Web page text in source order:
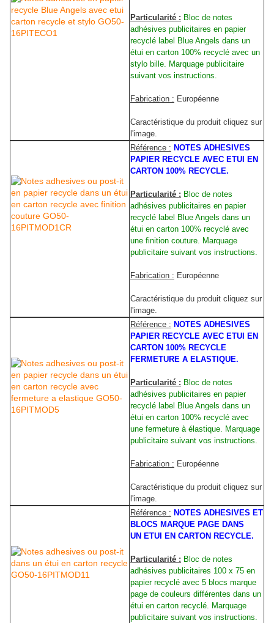
Particularité : Bloc de notes
adhésives publicitaires en papier
recyclé label Blue Angels dans un
étui en carton 100% recyclé avec un
stylo bille. Marquage publicitaire
suivant vos instructions.
Fabrication : Européenne
Caractéristique du produit cliquez sur
l'image.
Référence : NOTES ADHESIVES
PAPIER RECYCLE AVEC ETUI EN
CARTON 100% RECYCLE.
Particularité : Bloc de notes
adhésives publicitaires en papier
recyclé label Blue Angels dans un
étui en carton 100% recyclé avec
une finition couture. Marquage
publicitaire suivant vos instructions.
Fabrication : Européenne
Caractéristique du produit cliquez sur
l'image.
Référence : NOTES ADHESIVES
PAPIER RECYCLE AVEC ETUI EN
CARTON 100% RECYCLE
FERMETURE A ELASTIQUE.
Particularité : Bloc de notes
adhésives publicitaires en papier
recyclé label Blue Angels dans un
étui en carton 100% recyclé avec
une fermeture à élastique. Marquage
publicitaire suivant vos instructions.
Fabrication : Européenne
Caractéristique du produit cliquez sur
l'image.
Référence : NOTES ADHESIVES ET
BLOCS MARQUE PAGE DANS
UN ETUI EN CARTON RECYCLE.
Particularité : Bloc de notes
adhésives publicitaires 100 x 75 en
papier recyclé avec 5 blocs marque
page de couleurs différentes dans un
étui en carton recyclé. Marquage
publicitaire suivant vos instructions.